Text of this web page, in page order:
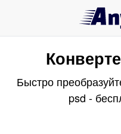
Быстро
psd -